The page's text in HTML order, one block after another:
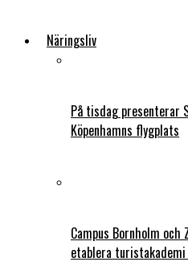
Näringsliv
På tisdag presenterar
Köpenhamns flygplats
Campus Bornholm och
etablera turistakademi